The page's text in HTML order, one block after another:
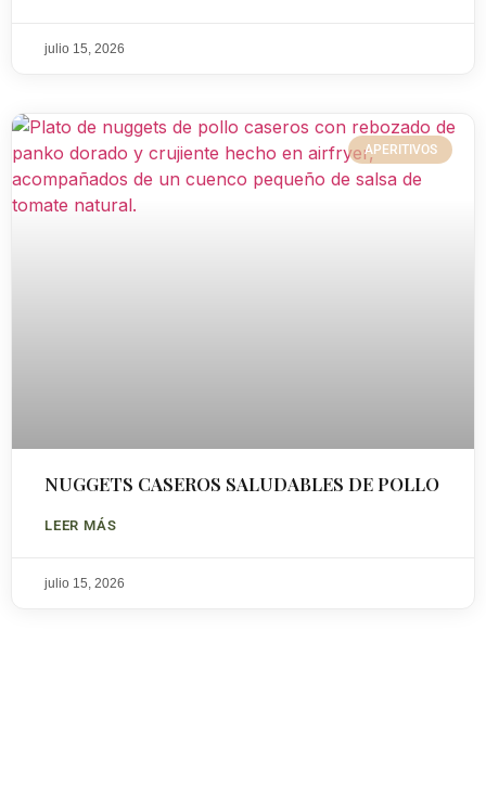
julio 15, 2026
APERITIVOS
NUGGETS CASEROS SALUDABLES DE POLLO
LEER MÁS
julio 15, 2026